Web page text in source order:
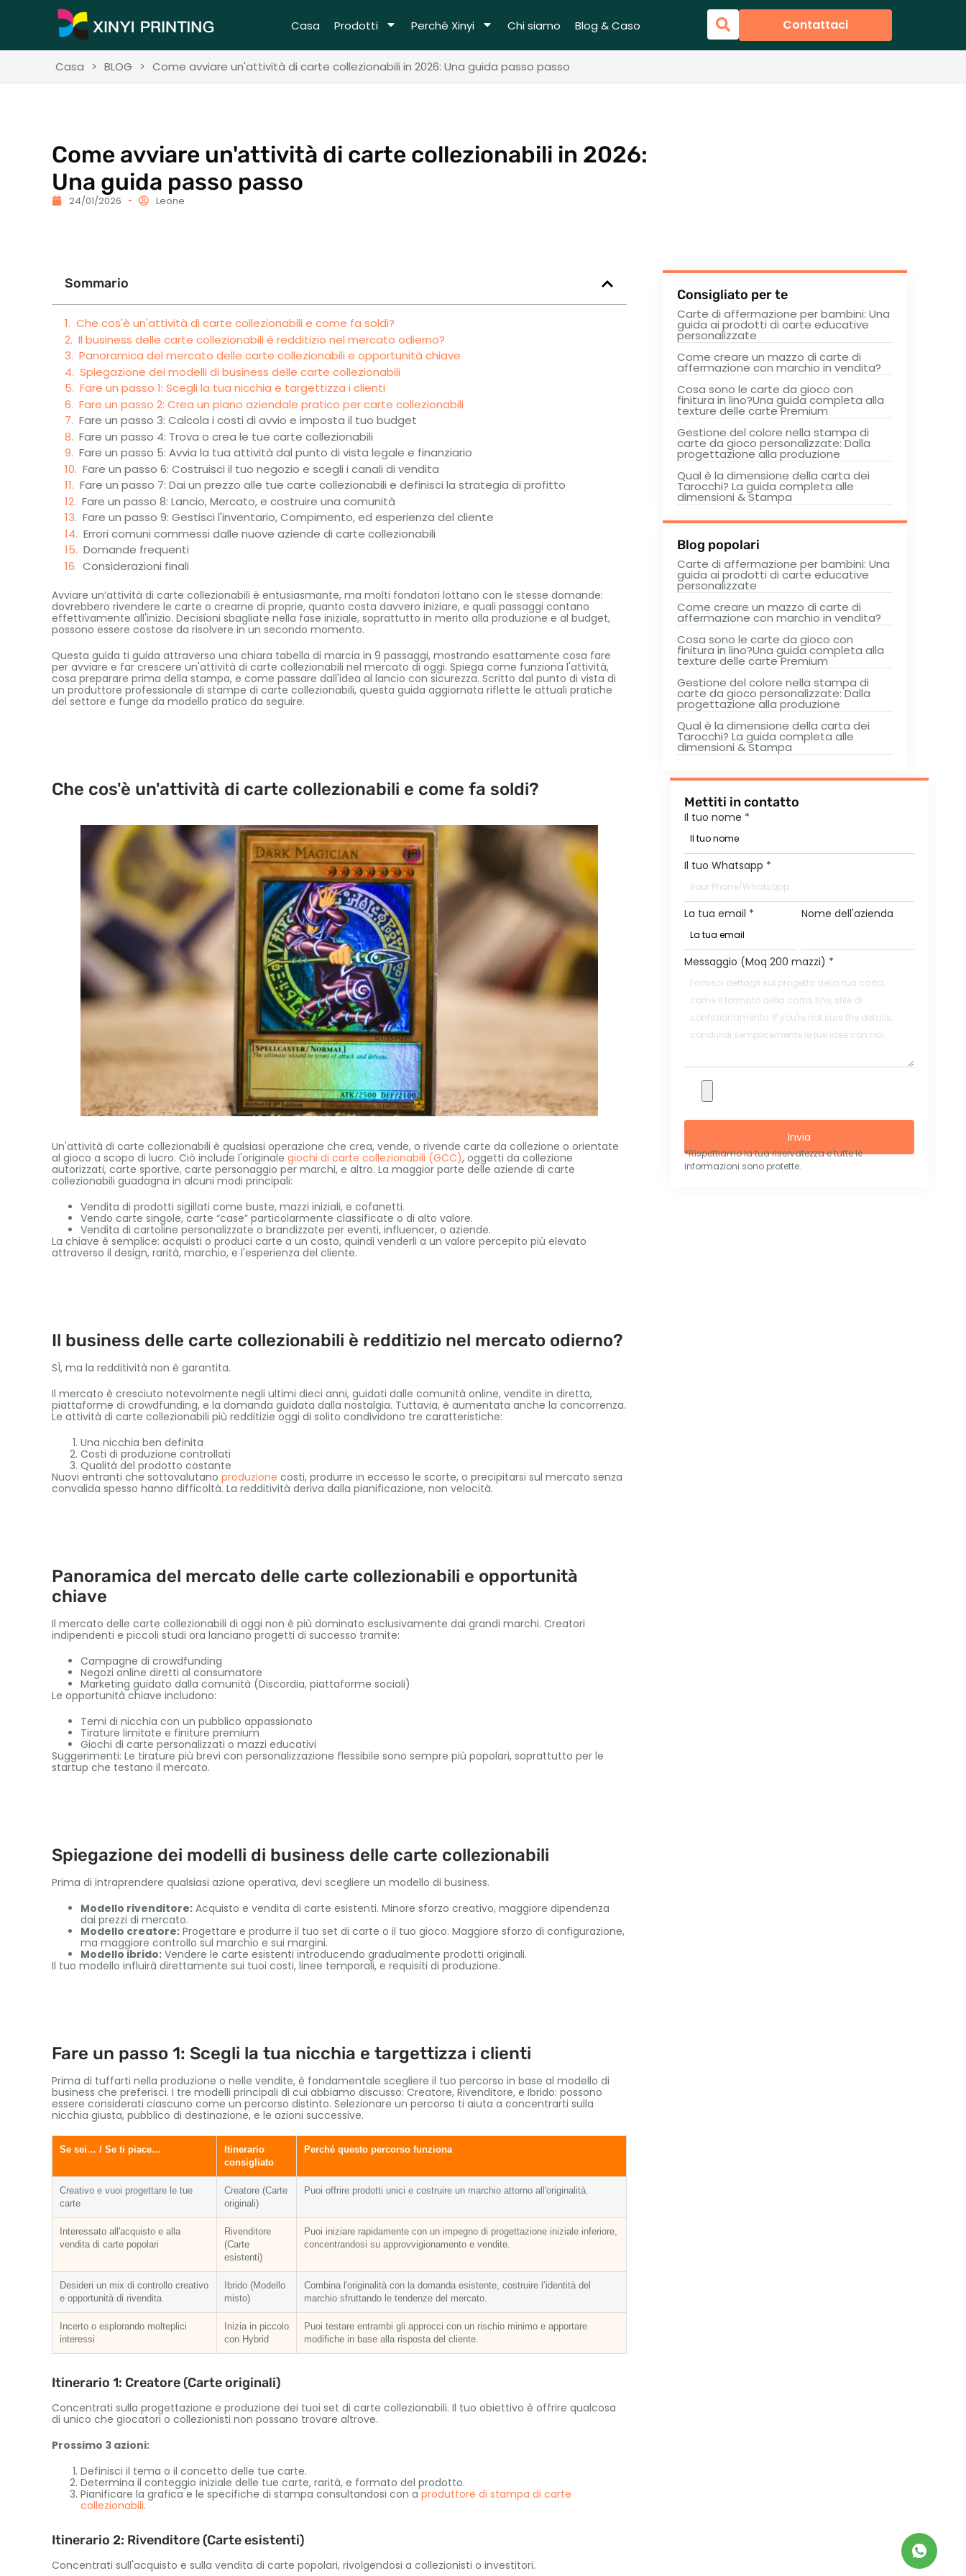
Casa Prodotti Perché Xinyi Chi siamo Blog & Caso Contattaci
Casa > BLOG > Come avviare un'attività di carte collezionabili in 2026: Una guida passo passo
Come avviare un'attività di carte collezionabili in 2026:
Una guida passo passo
24/01/2026 Leone
Sommario
Che cos'è un'attività di carte collezionabili e come fa soldi?
Il business delle carte collezionabili è redditizio nel mercato odierno?
Panoramica del mercato delle carte collezionabili e opportunità chiave
Spiegazione dei modelli di business delle carte collezionabili
Fare un passo 1: Scegli la tua nicchia e targettizza i clienti
Fare un passo 2: Crea un piano aziendale pratico per carte collezionabili
Fare un passo 3: Calcola i costi di avvio e imposta il tuo budget
Fare un passo 4: Trova o crea le tue carte collezionabili
Fare un passo 5: Avvia la tua attività dal punto di vista legale e finanziario
Fare un passo 6: Costruisci il tuo negozio e scegli i canali di vendita
Fare un passo 7: Dai un prezzo alle tue carte collezionabili e definisci la strategia di profitto
Fare un passo 8: Lancio, Mercato, e costruire una comunità
Fare un passo 9: Gestisci l'inventario, Compimento, ed esperienza del cliente
Errori comuni commessi dalle nuove aziende di carte collezionabili
Domande frequenti
Considerazioni finali
Avviare un’attività di carte collezionabili è entusiasmante, ma molti fondatori lottano con le stesse domande:
dovrebbero rivendere le carte o crearne di proprie, quanto costa davvero iniziare, e quali passaggi contano
effettivamente all'inizio. Decisioni sbagliate nella fase iniziale, soprattutto in merito alla produzione e al budget,
possono essere costose da risolvere in un secondo momento.
Questa guida ti guida attraverso una chiara tabella di marcia in 9 passaggi, mostrando esattamente cosa fare
per avviare e far crescere un'attività di carte collezionabili nel mercato di oggi. Spiega come funziona l'attività,
cosa preparare prima della stampa, e come passare dall'idea al lancio con sicurezza. Scritto dal punto di vista di
un produttore professionale di stampe di carte collezionabili, questa guida aggiornata riflette le attuali pratiche
del settore e funge da modello pratico da seguire.
Che cos'è un'attività di carte collezionabili e come fa soldi?
Un'attività di carte collezionabili è qualsiasi operazione che crea, vende, o rivende carte da collezione o orientate
al gioco a scopo di lucro. Ciò include l'originale giochi di carte collezionabili (GCC), oggetti da collezione
autorizzati, carte sportive, carte personaggio per marchi, e altro. La maggior parte delle aziende di carte
collezionabili guadagna in alcuni modi principali:
Vendita di prodotti sigillati come buste, mazzi iniziali, e cofanetti.
Vendo carte singole, carte “case” particolarmente classificate o di alto valore.
Vendita di cartoline personalizzate o brandizzate per eventi, influencer, o aziende.
La chiave è semplice: acquisti o produci carte a un costo, quindi venderli a un valore percepito più elevato
attraverso il design, rarità, marchio, e l'esperienza del cliente.
Il business delle carte collezionabili è redditizio nel mercato odierno?
SÌ, ma la redditività non è garantita.
Il mercato è cresciuto notevolmente negli ultimi dieci anni, guidati dalle comunità online, vendite in diretta,
piattaforme di crowdfunding, e la domanda guidata dalla nostalgia. Tuttavia, è aumentata anche la concorrenza.
Le attività di carte collezionabili più redditizie oggi di solito condividono tre caratteristiche:
Una nicchia ben definita
Costi di produzione controllati
Qualità del prodotto costante
Nuovi entranti che sottovalutano produzione costi, produrre in eccesso le scorte, o precipitarsi sul mercato senza
convalida spesso hanno difficoltà. La redditività deriva dalla pianificazione, non velocità.
Panoramica del mercato delle carte collezionabili e opportunità
chiave
Il mercato delle carte collezionabili di oggi non è più dominato esclusivamente dai grandi marchi. Creatori
indipendenti e piccoli studi ora lanciano progetti di successo tramite:
Campagne di crowdfunding
Negozi online diretti al consumatore
Marketing guidato dalla comunità (Discordia, piattaforme sociali)
Le opportunità chiave includono:
Temi di nicchia con un pubblico appassionato
Tirature limitate e finiture premium
Giochi di carte personalizzati o mazzi educativi
Suggerimenti: Le tirature più brevi con personalizzazione flessibile sono sempre più popolari, soprattutto per le
startup che testano il mercato.
Spiegazione dei modelli di business delle carte collezionabili
Prima di intraprendere qualsiasi azione operativa, devi scegliere un modello di business.
Modello rivenditore: Acquisto e vendita di carte esistenti. Minore sforzo creativo, maggiore dipendenza
dai prezzi di mercato.
Modello creatore: Progettare e produrre il tuo set di carte o il tuo gioco. Maggiore sforzo di configurazione,
ma maggiore controllo sul marchio e sui margini.
Modello ibrido: Vendere le carte esistenti introducendo gradualmente prodotti originali.
Il tuo modello influirà direttamente sui tuoi costi, linee temporali, e requisiti di produzione.
Fare un passo 1: Scegli la tua nicchia e targettizza i clienti
Prima di tuffarti nella produzione o nelle vendite, è fondamentale scegliere il tuo percorso in base al modello di
business che preferisci. I tre modelli principali di cui abbiamo discusso: Creatore, Rivenditore, e Ibrido: possono
essere considerati ciascuno come un percorso distinto. Selezionare un percorso ti aiuta a concentrarti sulla
nicchia giusta, pubblico di destinazione, e le azioni successive.
Se sei… / Se ti piace…
Itinerario
consigliato
Perché questo percorso funziona
Creativo e vuoi progettare le tue
carte
Creatore (Carte
originali)
Puoi offrire prodotti unici e costruire un marchio attorno all'originalità.
Interessato all'acquisto e alla
vendita di carte popolari
Rivenditore
(Carte
esistenti)
Puoi iniziare rapidamente con un impegno di progettazione iniziale inferiore,
concentrandosi su approvvigionamento e vendite.
Desideri un mix di controllo creativo
e opportunità di rivendita
Ibrido (Modello
misto)
Combina l'originalità con la domanda esistente, costruire l’identità del
marchio sfruttando le tendenze del mercato.
Incerto o esplorando molteplici
interessi
Inizia in piccolo
con Hybrid
Puoi testare entrambi gli approcci con un rischio minimo e apportare
modifiche in base alla risposta del cliente.
Itinerario 1: Creatore (Carte originali)
Concentrati sulla progettazione e produzione dei tuoi set di carte collezionabili. Il tuo obiettivo è offrire qualcosa
di unico che giocatori o collezionisti non possano trovare altrove.
Prossimo 3 azioni:
Definisci il tema o il concetto delle tue carte.
Determina il conteggio iniziale delle tue carte, rarità, e formato del prodotto.
Pianificare la grafica e le specifiche di stampa consultandosi con a produttore di stampa di carte
collezionabili.
Itinerario 2: Rivenditore (Carte esistenti)
Concentrati sull'acquisto e sulla vendita di carte popolari, rivolgendosi a collezionisti o investitori.
Consigliato per te
Carte di affermazione per bambini: Una
guida ai prodotti di carte educative
personalizzate
Come creare un mazzo di carte di
affermazione con marchio in vendita?
Cosa sono le carte da gioco con
finitura in lino?Una guida completa alla
texture delle carte Premium
Gestione del colore nella stampa di
carte da gioco personalizzate: Dalla
progettazione alla produzione
Qual è la dimensione della carta dei
Tarocchi? La guida completa alle
dimensioni & Stampa
Blog popolari
Carte di affermazione per bambini: Una
guida ai prodotti di carte educative
personalizzate
Come creare un mazzo di carte di
affermazione con marchio in vendita?
Cosa sono le carte da gioco con
finitura in lino?Una guida completa alla
texture delle carte Premium
Gestione del colore nella stampa di
carte da gioco personalizzate: Dalla
progettazione alla produzione
Qual è la dimensione della carta dei
Tarocchi? La guida completa alle
dimensioni & Stampa
Mettiti in contatto
Il tuo nome *
Il tuo Whatsapp *
La tua email * Nome dell'azienda
Messaggio (Moq 200 mazzi) *
Invia
*Rispettiamo la tua riservatezza e tutte le
informazioni sono protette.